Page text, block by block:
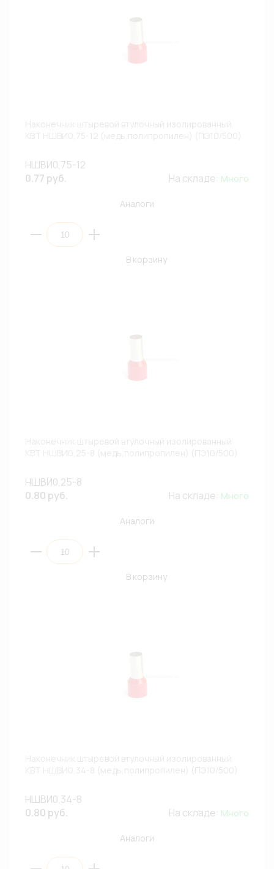
НШВИ0,75-12
0.77 руб.
На складе: Много
Аналоги
В корзину
НШВИ0,25-8
0.80 руб.
На складе: Много
Аналоги
В корзину
НШВИ0,34-8
0.80 руб.
На складе: Много
Аналоги